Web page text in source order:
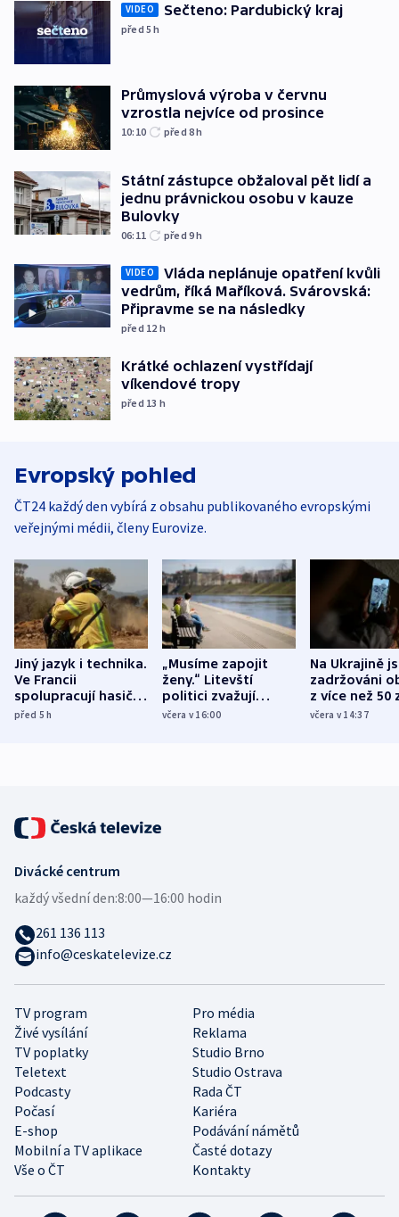
VIDEO Sečteno: Pardubický kraj
před 5h
Průmyslová výroba v červnu
vzrostla nejvíce od prosince
10:10 před 8h
Státní zástupce obžaloval pět lidí a
jednu právnickou osobu v kauze
Bulovky
06:11 před 9h
VIDEO
Vláda neplánuje opatření kvůli
vedrům, říká Maříková. Svárovská:
Připravme se na následky
před 12 h
Krátké ochlazení vystřídají
víkendové tropy
před 13 h
Evropský pohled
ČT24 každý den vybírá z obsahu publikovaného evropskými
veřejnými médii, členy Eurovize.
Jiný jazyk i technika.
Ve Francii
spolupracují hasiči z
různých zemí
před 5h
„Musíme zapojit
ženy.“ Litevští
politici zvažují
dohodu o
včera v 16:00
Na Ukrajině
zadržováni
z více než 50
Bojovali na
včera v 14:37
TV program
Pro média
Živé vysílání
Reklama
TV poplatky
Studio Brno
Teletext
Studio Ostrava
Podcasty
Rada ČT
Počasí
Kariéra
E-shop
Podávání námětů
Mobilní a TV aplikace
Časté dotazy
Vše o ČT
Kontakty
Divácké centrum
každý všední den:8:00—16:00 hodin
261 136 113
info@ceskatelevize.cz